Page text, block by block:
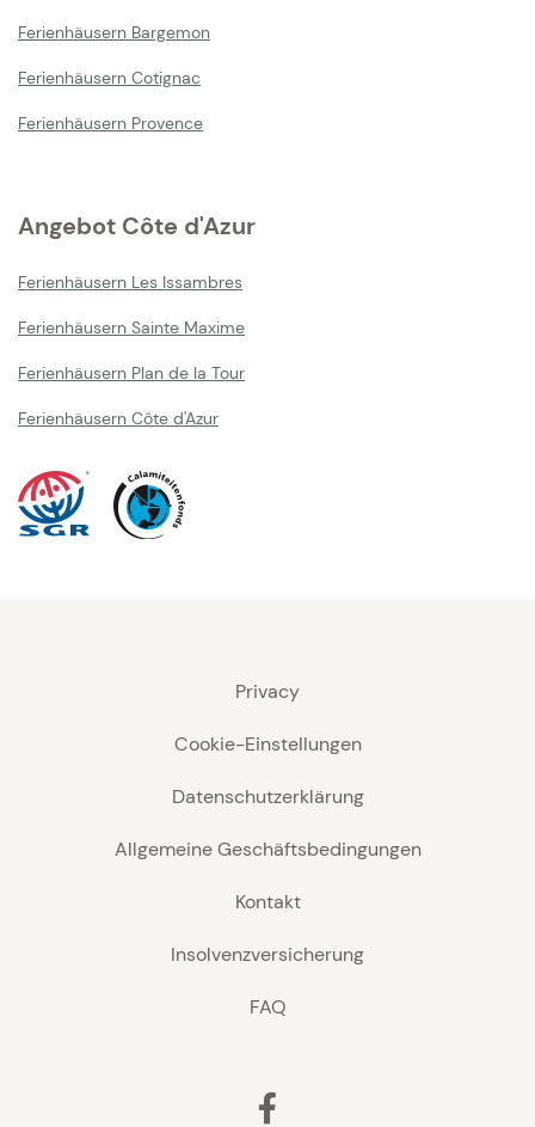
Ferienhäusern Bargemon
Ferienhäusern Cotignac
Ferienhäusern Provence
Angebot Côte d'Azur
Ferienhäusern Les Issambres
Ferienhäusern Sainte Maxime
Ferienhäusern Plan de la Tour
Ferienhäusern Côte d'Azur
Privacy
Cookie-Einstellungen
Datenschutzerklärung
Allgemeine Geschäftsbedingungen
Kontakt
Insolvenzversicherung
FAQ